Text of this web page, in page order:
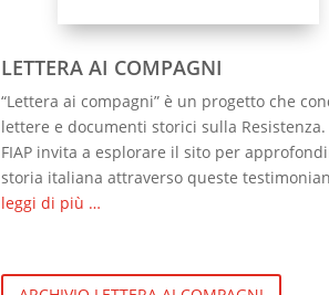
LETTERA AI COMPAGNI
“Lettera ai compagni” è un progetto che
lettere e documenti storici sulla Resistenza.
FIAP invita a esplorare il sito per
storia italiana attraverso queste
leggi di più …